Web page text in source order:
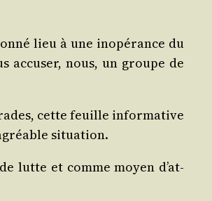
lieu à une inopé­rance du
accu­ser, nous, un groupe de
cette feuille infor­ma­tive
situation.
lutte et comme moyen d’at­